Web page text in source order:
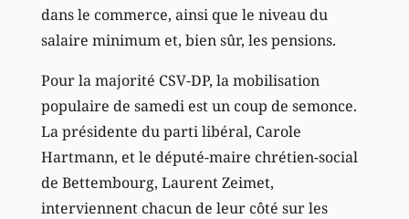
dans le commerce, ainsi que le niveau du
salaire minimum et, bien sûr, les pensions.
Pour la majorité CSV-DP, la mobilisation
populaire de samedi est un coup de semonce.
La présidente du parti libéral, Carole
Hartmann, et le député-maire chrétien-social
de Bettembourg, Laurent Zeimet,
interviennent chacun de leur côté sur les